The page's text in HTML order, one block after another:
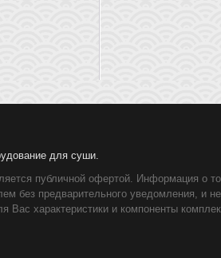
для суши.
публичной офертой. Информация о
без предварительного уведомления, и
характеристики и компоненты